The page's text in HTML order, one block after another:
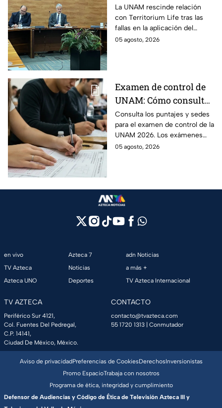
Territorium Life, alista
auditoría externa y
recurrirá a la ASF tras
exámenes de
La UNAM rescinde relación
con Territorium Life tras las
fallas en la aplicación del
examen de licenciatura y
05 agosto, 2026
Examen de control de
UNAM: Cómo consultar
si eres candidato
Consulta los puntajes y sedes
para el examen de control de la
UNAM 2026. Los exámenes
serán del 12 al 19 de agosto y el
05 agosto, 2026
en vivo
TV Azteca
Azteca UNO
Azteca 7
Noticias
Deportes
adn Noticias
a más +
TV Azteca Internacional
TV AZTECA
Periférico Sur 4121,
Col. Fuentes Del Pedregal,
C.P. 14141,
Ciudad De México, México.
CONTACTO
contacto@tvazteca.com
55 1720 1313 | Conmutador
Aviso de privacidadPreferencias de CookiesDerechosInversionistas
Promo EspacioTrabaja con nosotros
Programa de ética, integridad y cumplimiento
Defensor de Audiencias y Código de Ética de Televisión Azteca III y